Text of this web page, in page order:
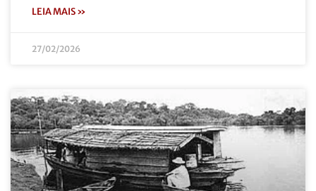
LEIA MAIS »
27/02/2026